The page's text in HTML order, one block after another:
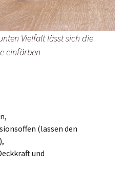
Vielfalt lässt sich die
einfärben
(lassen den
und